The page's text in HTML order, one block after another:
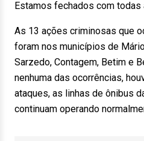
Estamos fechados com todas
As 13 ações criminosas que
foram nos municípios de
Sarzedo, Contagem, Betim e
nenhuma das ocorrências,
ataques, as linhas de ônibus
continuam operando